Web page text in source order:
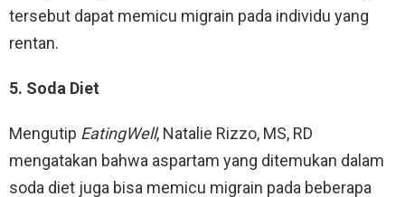
tersebut dapat memicu migrain pada individu yang
rentan.
5. Soda Diet
Mengutip EatingWell, Natalie Rizzo, MS, RD
mengatakan bahwa aspartam yang ditemukan dalam
soda diet juga bisa memicu migrain pada beberapa